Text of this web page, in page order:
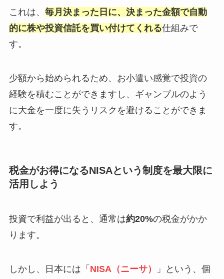
これは、 毎月決まった日に、決まった金額で自動
的に株や投資信託を買い付けてくれる仕組みで
す。
少額から始められるため、お小遣い感覚で投資の
経験を積むことができますし、ギャンブルのよう
に大金を一度に失うリスクを避けることができま
す。
税金がお得になるNISAという制度を最大限に
活用しよう
投資で利益が出ると、通常は約20%の税金がかか
ります。
しかし、日本には「 NISA（ニーサ）
」という、個